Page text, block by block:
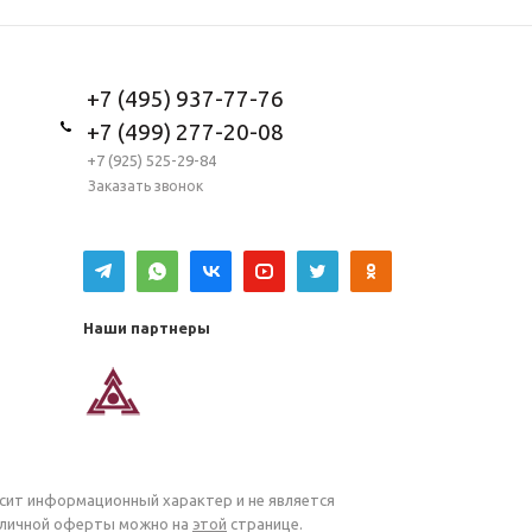
+7 (495) 937-77-76
+7 (499) 277-20-08
+7 (925) 525-29-84
Заказать звонок
Наши партнеры
информационный характер и не является
оферты можно на этой странице.